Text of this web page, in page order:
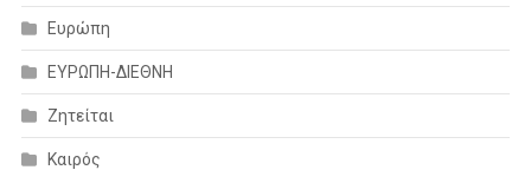
Ευρώπη
ΕΥΡΩΠΗ-ΔΙΕΘΝΗ
Ζητείται
Καιρός